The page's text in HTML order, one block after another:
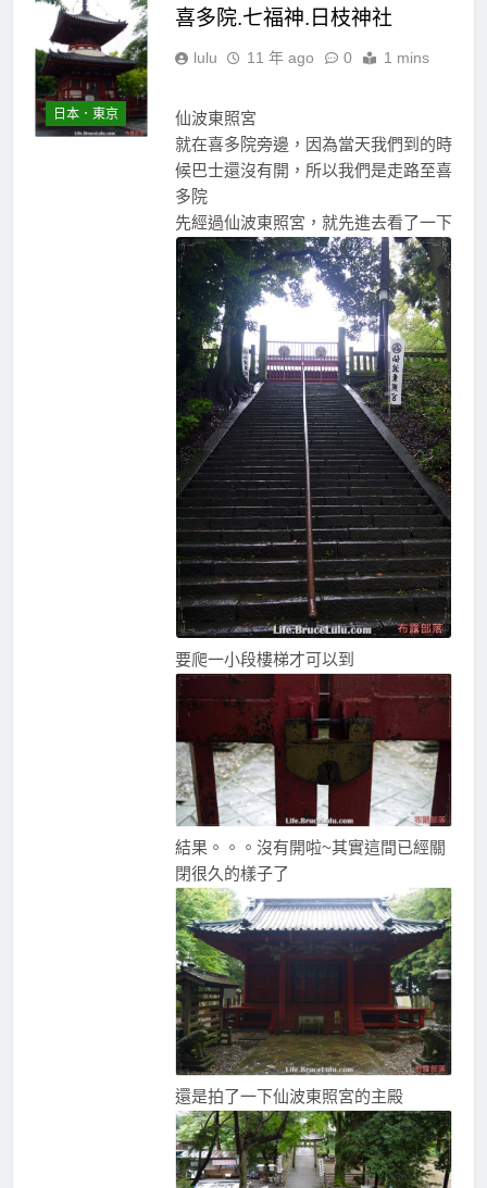
日本．東京
喜多院.七福神.日枝神社
lulu 11 年 ago 0 1 mins
仙波東照宮
就在喜多院旁邊，因為當天我們到的時
候巴士還沒有開，所以我們是走路至喜
多院
先經過仙波東照宮，就先進去看了一下
要爬一小段樓梯才可以到
結果。。。沒有開啦~其實這間已經關
閉很久的樣子了
還是拍了一下仙波東照宮的主殿